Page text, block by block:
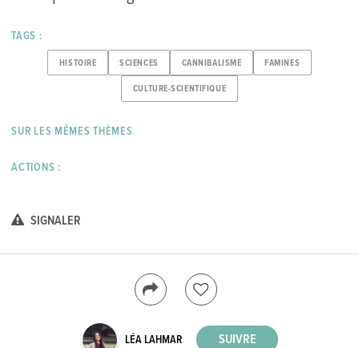
TAGS :
HISTOIRE SCIENCES CANNIBALISME FAMINES
CULTURE-SCIENTIFIQUE
SUR LES MÊMES THÈMES
ACTIONS :
SIGNALER
LÉA LAHMAR